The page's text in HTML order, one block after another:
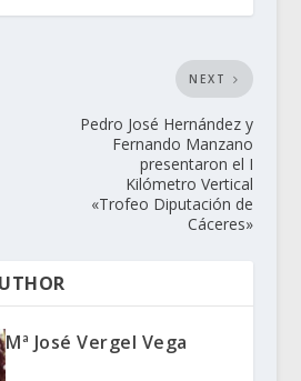
NEXT
Pedro José Hernández y
Fernando Manzano
presentaron el I
Kilómetro Vertical
«Trofeo Diputación de
Cáceres»
Mª José Vergel Vega